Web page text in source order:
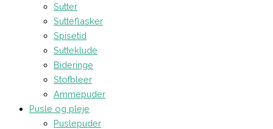
Sutter
Sutteflasker
Spisetid
Sutteklude
Bideringe
Stofbleer
Ammepuder
Pusle og pleje
Puslepuder